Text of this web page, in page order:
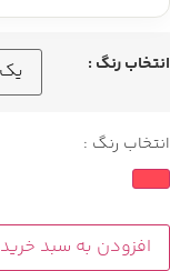
انتخاب رنگ :
انتخاب رنگ :
افزودن به سبد خرید